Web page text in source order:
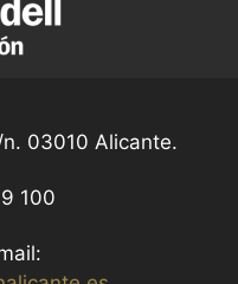
03010 Alicante.
100